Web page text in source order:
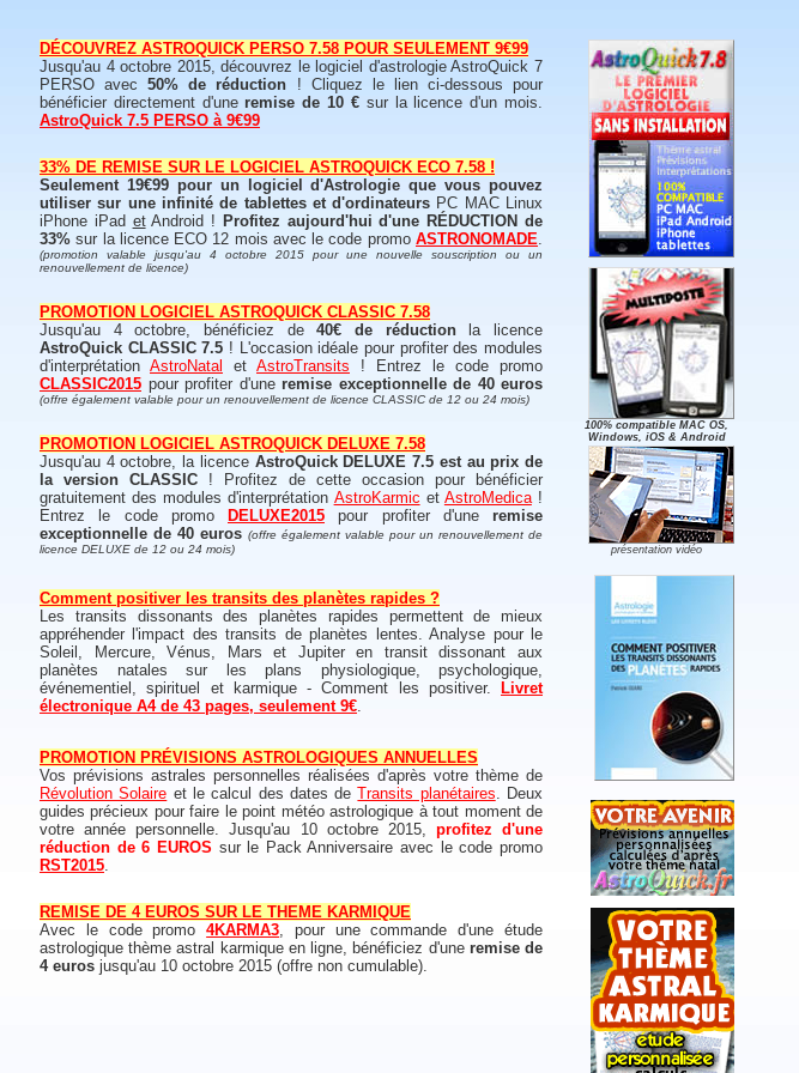
DÉCOUVREZ ASTROQUICK PERSO 7.58 POUR SEULEMENT 9€99
Jusqu'au 4 octobre 2015, découvrez le logiciel d'astrologie AstroQuick 7
PERSO avec50% de réduction ! Cliquez le lien ci-dessous pour
bénéficier directement d'uneremise de 10 €sur la licence d'un mois.
AstroQuick 7.5 PERSO à 9€99
33% DE REMISE SUR LE LOGICIEL ASTROQUICK ECO 7.58 !
Seulement 19€99 pour un logiciel d'Astrologie que vous pouvez
utiliser sur une infinité de tablettes et d'ordinateurs PC MAC Linux
iPhone iPad etAndroid ! Profitez aujourd'hui d'une RÉDUCTION de
33% sur la licence ECO 12 mois avec le code promo ASTRONOMADE.
(promotion valable jusqu'au 4 octobre 2015 pour une nouvelle souscription ou un
renouvellement de licence)
PROMOTION LOGICIEL ASTROQUICK CLASSIC 7.58
Jusqu'au 4 octobre, bénéficiez de40€ de réduction
la licence
AstroQuick CLASSIC 7.5 ! L'occasion idéale pour profiter des modules
d'interprétation AstroNatal et AstroTransits ! Entrez le code promo
CLASSIC2015 pour profiter d'une remise exceptionnelle de 40 euros
(offre également valable pour un renouvellement de licence CLASSIC de 12 ou 24 mois)
PROMOTION LOGICIEL ASTROQUICK DELUXE 7.58
Jusqu'au 4 octobre, la licence AstroQuick DELUXE 7.5 est au prix de
la version CLASSIC ! Profitez de cette occasion pour bénéficier
gratuitement des modules d'interprétation AstroKarmic et AstroMedica!
Entrez le code promo
DELUXE2015 pour profiter d'une remise
exceptionnelle de 40 euros (offre également valable pour un renouvellement de
licence DELUXE de 12 ou 24 mois)
Comment positiver les transits des planètes rapides ?
Les transits dissonants des planètes rapides permettent de mieux
appréhender l'impact des transits de planètes lentes. Analyse pour le
Soleil, Mercure, Vénus, Mars et Jupiter en transit dissonant aux
planètes natales sur les plans physiologique, psychologique,
événementiel, spirituel et karmique - Comment les positiver.
Livret
électronique A4 de 43 pages, seulement 9€.
PROMOTION PRÉVISIONS ASTROLOGIQUES ANNUELLES
Vos prévisions astrales personnelles réalisées d'après votre thème de
Révolution Solaire et le calcul des dates deTransits planétaires. Deux
guides précieux pour faire le point météo astrologique à tout moment de
votre année personnelle. Jusqu'au 10 octobre 2015, profitez d'une
réduction de 6 EUROS sur le Pack Anniversaire avec le code promo
RST2015.
REMISE DE 4 EUROS SUR LE THEME KARMIQUE
Avec le code promo4KARMA3, pour une commande d'une étude
astrologique thème astral karmique en ligne, bénéficiez d'une remise de
4 euros jusqu'au 10 octobre 2015 (offre non cumulable).
100% compatible MAC OS,
Windows, iOS & Android
présentation vidéo